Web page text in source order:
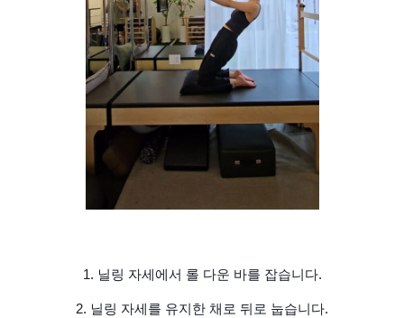
1. 닐링 자세에서 롤 다운 바를 잡습니다.
2. 닐링 자세를 유지한 채로 뒤로 눕습니다.